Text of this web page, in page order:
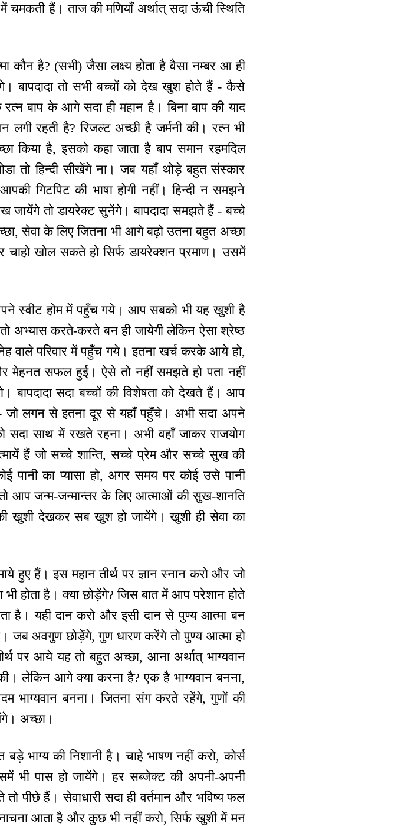
चमकती हैं। ताज की मणियाँ अर्थात् सदा ऊंची स्थिति
है? (सभी) जैसा लक्ष्य होता है वैसा नम्बर आ ही
बापदादा तो सभी बच्चों को देख खुश होते हैं - कैसे
बाप के आगे सदा ही महान है। बिना बाप की याद
रहती है? रिजल्ट अच्छी है जर्मनी की। रत्न भी
किया है, इसको कहा जाता है बाप समान रहमदिल
तो हिन्दी सीखेंगे ना। जब यहाँ थोड़े बहुत संस्कार
गिटपिट की भाषा होगी नहीं। हिन्दी न समझने
जायेंगे तो डायरेक्ट सुनेंगे। बापदादा समझते हैं - बच्चे
सेवा के लिए जितना भी आगे बढ़ो उतना बहुत अच्छा
चाहो खोल सकते हो सिर्फ डायरेक्शन प्रमाण। उसमें
स्वीट होम में पहुँच गये। आप सबको भी यह खुशी है
अभ्यास करते-करते बन ही जायेगी लेकिन ऐसा श्रेष्ठ
वाले परिवार में पहुँच गये। इतना खर्च करके आये हो,
मेहनत सफल हुई। ऐसे तो नहीं समझते हो पता नहीं
बापदादा सदा बच्चों की विशेषता को देखते हैं। आप
- जो लगन से इतना दूर से यहाँ पहुँचे। अभी सदा अपने
सदा साथ में रखते रहना। अभी वहाँ जाकर राजयोग
हैं जो सच्चे शान्ति, सच्चे प्रेम और सच्चे सुख की
पानी का प्यासा हो, अगर समय पर कोई उसे पानी
आप जन्म-जन्मान्तर के लिए आत्माओं की सुख-शानति
खुशी देखकर सब खुश हो जायेंगे। खुशी ही सेवा का
हुए हैं। इस महान तीर्थ पर ज्ञान स्नान करो और जो
होता है। क्या छोड़ेंगे? जिस बात में आप परेशान होते
है। यही दान करो और इसी दान से पुण्य आत्मा बन
जब अवगुण छोड़ेंगे, गुण धारण करेंगे तो पुण्य आत्मा हो
पर आये यह तो बहुत अच्छा, आना अर्थात् भाग्यवान
लेकिन आगे क्या करना है? एक है भाग्यवान बनना,
भाग्यवान बनना। जितना संग करते रहेंगे, गुणों की
अच्छा।
भाग्य की निशानी है। चाहे भाषण नहीं करो, कोर्स
भी पास हो जायेंगे। हर सब्जेक्ट की अपनी-अपनी
पीछे हैं। सेवाधारी सदा ही वर्तमान और भविष्य फल
आता है और कुछ भी नहीं करो, सिर्फ खुशी में मन